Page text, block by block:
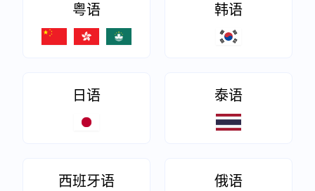
粤语 韩语
日语 泰语
西班牙语 俄语